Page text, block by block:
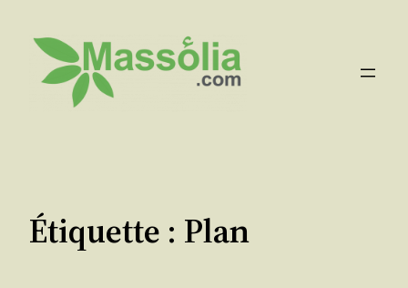
contenu
Étiquette : Plan